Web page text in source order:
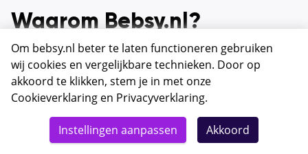
Waarom Bebsy.nl?
Betaalbare reizen met SGR
dekking voor ieder budget
Om bebsy.nl beter te laten functioneren gebruiken
wij cookies en vergelijkbare technieken. Door op
akkoord te klikken, stem je in met onze
Cookieverklaring en Privacyverklaring.
Instellingen aanpassen Akkoord